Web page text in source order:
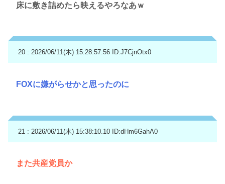
床に敷き詰めたら映えるやろなあｗ
20 : 2026/06/11(木) 15:28:57.56 ID:J7CjnOtx0
FOXに嫌がらせかと思ったのに
21 : 2026/06/11(木) 15:38:10.10 ID:dHm6GahA0
また共産党員か